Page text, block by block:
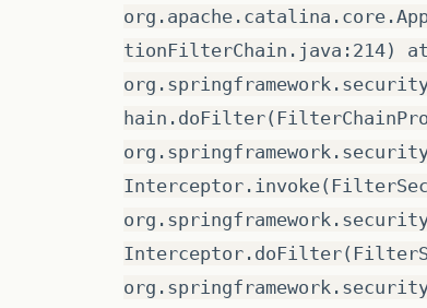
tionFilterChain.java:214) at